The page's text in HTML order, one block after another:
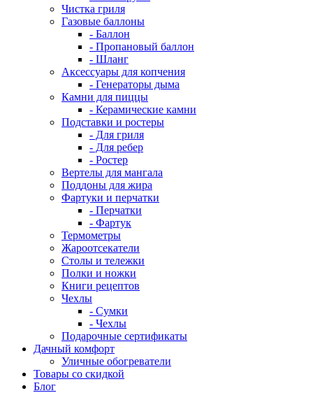
Чистка гриля
Газовые баллоны
- Баллон
- Пропановый баллон
- Шланг
Аксессуары для копчения
- Генераторы дыма
Камни для пиццы
- Керамические камни
Подставки и ростеры
- Для гриля
- Для ребер
- Ростер
Вертелы для мангала
Поддоны для жира
Фартуки и перчатки
- Перчатки
- Фартук
Термометры
Жароотсекатели
Столы и тележки
Полки и ножки
Книги рецептов
Чехлы
- Сумки
- Чехлы
Подарочные сертификаты
Дачный комфорт
Уличные обогреватели
Товары со скидкой
Блог